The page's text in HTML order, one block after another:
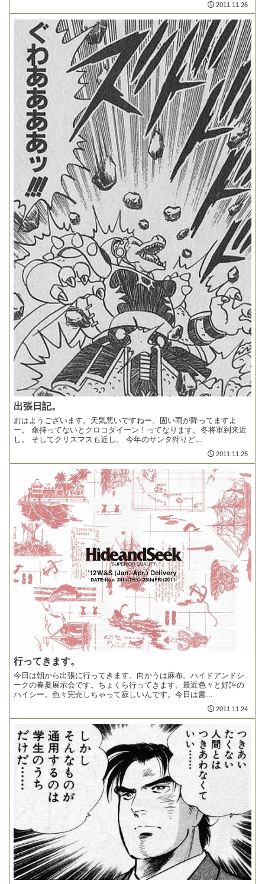
2011.11.26
出張日記。
おはようございます。天気悪いですねー。固い雨が降ってますよ
ー。 傘持ってないとクロコダイーン！ってなります。冬将軍到来近
し。 そしてクリスマスも近し。 今年のサンタ狩りど...
2011.11.25
行ってきます。
今日は朝から出張に行ってきます。向かうは麻布。ハイドアンドシ
ークの春夏展示会です。ちょくら行ってきます。最近色々と好評の
ハイシー。色々完売しちゃって寂しいんです。今日は書...
2011.11.24